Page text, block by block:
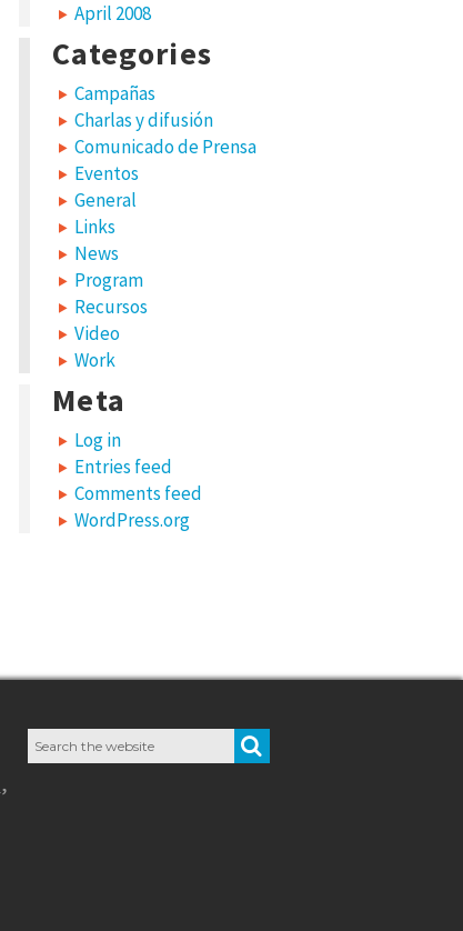
April 2008
Categories
Campañas
Charlas y difusión
Comunicado de Prensa
Eventos
General
Links
News
Program
Recursos
Video
Work
Meta
Log in
Entries feed
Comments feed
WordPress.org
,
Search
for: